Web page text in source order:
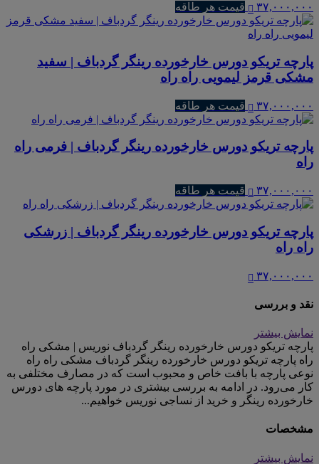
۳۷,۰۰۰,۰۰۰ قیمت هر طاقه
پارچه تریکو دورس خارخورده رینگر گردباف | سفید
مشکی قرمز لیمویی راه راه
۳۷,۰۰۰,۰۰۰ قیمت هر طاقه
پارچه تریکو دورس خارخورده رینگر گردباف | فرمی راه
راه
۳۷,۰۰۰,۰۰۰ قیمت هر طاقه
پارچه تریکو دورس خارخورده رینگر گردباف | زرشکی
راه راه
۳۷,۰۰۰,۰۰۰
نقد و بررسی
نمایش بیشتر
پارچه تریکو دورس خارخورده رینگر گردباف نوریس | مشکی راه
راه پارچه تریکو دورس خارخورده رینگر گردباف مشکی راه راه
نوعی پارچه با بافت خاص و محبوب است که در مصارف مختلفی به
کار می‌رود. در ادامه به بررسی بیشتری در مورد پارچه های دورس
خارخورده رینگر و خرید از نساجی نوریس خواهیم...
مشخصات
نمایش بیشتر